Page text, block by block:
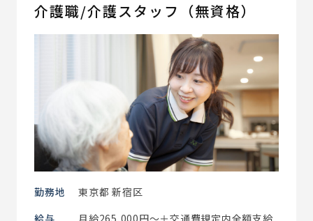
介護職/介護スタッフ（無資格）
勤務地
東京都 新宿区